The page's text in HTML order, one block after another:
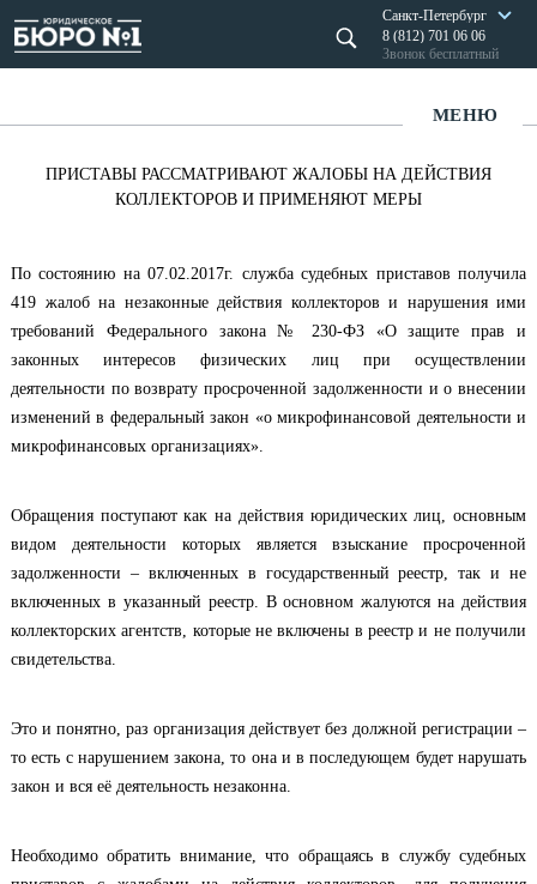
Санкт-Петербург
8 (812) 701 06 06
Звонок бесплатный
МЕНЮ
ПРИСТАВЫ РАССМАТРИВАЮТ ЖАЛОБЫ НА ДЕЙСТВИЯ
КОЛЛЕКТОРОВ И ПРИМЕНЯЮТ МЕРЫ
По состоянию на 07.02.2017г. служба судебных приставов получила
419 жалоб на незаконные действия коллекторов и нарушения ими
требований Федерального закона № 230-ФЗ «О защите прав и
законных интересов физических лиц при осуществлении
деятельности по возврату просроченной задолженности и о внесении
изменений в федеральный закон «о микрофинансовой деятельности и
микрофинансовых организациях».
​Обращения поступают как на действия юридических лиц, основным
видом деятельности которых является взыскание просроченной
задолженности – включенных в государственный реестр, так и не
включенных в указанный реестр. В основном жалуются на действия
коллекторских агентств, которые не включены в реестр и не получили
свидетельства.
Это и понятно, раз организация действует без должной регистрации –
то есть с нарушением закона, то она и в последующем будет нарушать
закон и вся её деятельность незаконна.
Необходимо обратить внимание, что обращаясь в службу судебных